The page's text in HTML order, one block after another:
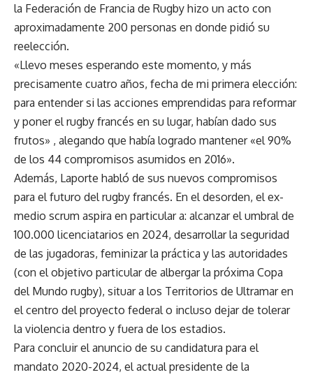
la Federación de Francia de Rugby hizo un acto con
aproximadamente 200 personas en donde pidió su
reelección.
«Llevo meses esperando este momento, y más
precisamente cuatro años, fecha de mi primera elección:
para entender si las acciones emprendidas para reformar
y poner el rugby francés en su lugar, habían dado sus
frutos» , alegando que había logrado mantener «el 90%
de los 44 compromisos asumidos en 2016».
Además, Laporte habló de sus nuevos compromisos
para el futuro del rugby francés. En el desorden, el ex-
medio scrum aspira en particular a: alcanzar el umbral de
100.000 licenciatarios en 2024, desarrollar la seguridad
de las jugadoras, feminizar la práctica y las autoridades
(con el objetivo particular de albergar la próxima Copa
del Mundo rugby), situar a los Territorios de Ultramar en
el centro del proyecto federal o incluso dejar de tolerar
la violencia dentro y fuera de los estadios.
Para concluir el anuncio de su candidatura para el
mandato 2020-2024, el actual presidente de la